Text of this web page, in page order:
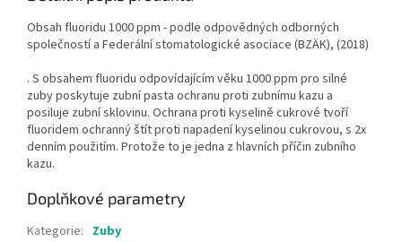
Obsah fluoridu 1000 ppm - podle odpovědných odborných
společností a Federální stomatologické asociace (BZÄK), (2018)
. S obsahem fluoridu odpovídajícím věku 1000 ppm pro silné
zuby poskytuje zubní pasta ochranu proti zubnímu kazu a
posiluje zubní sklovinu. Ochrana proti kyselině cukrové tvoří
fluoridem ochranný štít proti napadení kyselinou cukrovou, s 2x
denním použitím. Protože to je jedna z hlavních příčin zubního
kazu.
Doplňkové parametry
Kategorie: Zuby